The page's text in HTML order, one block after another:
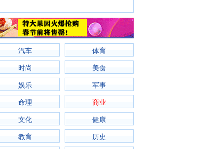
汽车 体育
时尚 美食
娱乐 军事
命理 商业
文化 健康
教育 历史